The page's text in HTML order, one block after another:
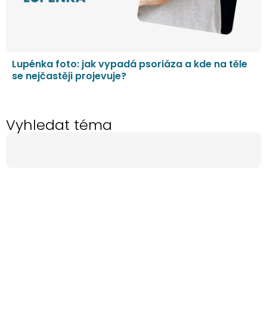
Lupénka foto: jak vypadá psoriáza a kde na těle
se nejčastěji projevuje?
Vyhledat téma